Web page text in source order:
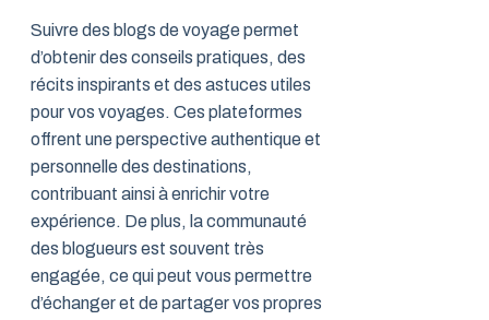
Suivre des blogs de voyage permet
d’obtenir des conseils pratiques, des
récits inspirants et des astuces utiles
pour vos voyages. Ces plateformes
offrent une perspective authentique et
personnelle des destinations,
contribuant ainsi à enrichir votre
expérience. De plus, la communauté
des blogueurs est souvent très
engagée, ce qui peut vous permettre
d’échanger et de partager vos propres